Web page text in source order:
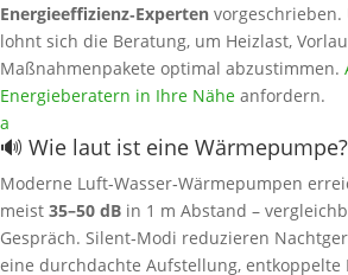
Energieeffizienz‑Experten vorgeschrieben.
lohnt sich die Beratung, um Heizlast,
Maßnahmenpakete optimal abzustimmen.
Energieberatern in Ihre Nähe anfordern.
a
🔊 Wie laut ist eine Wärmepumpe?
Moderne Luft‑Wasser‑Wärmepumpen
meist 35–50 dB in 1 m Abstand –
Gespräch. Silent‑Modi reduzieren
eine durchdachte Aufstellung, entkoppelte